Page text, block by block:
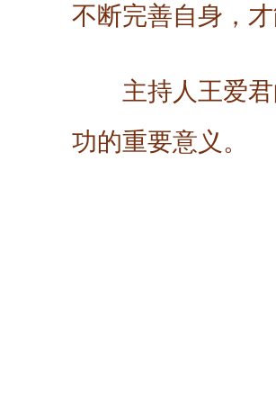
不断完善自身，
主持人王爱
功的重要意义。